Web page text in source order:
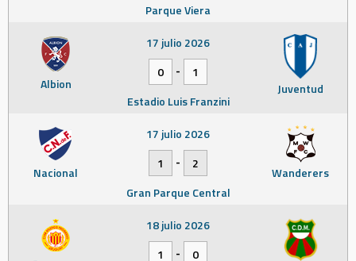
Parque Viera
Albion Juventud
17 julio 2026
0
-
1
Estadio Luis Franzini
Nacional Wanderers
17 julio 2026
1
-
2
Gran Parque Central
18 julio 2026
1
-
0